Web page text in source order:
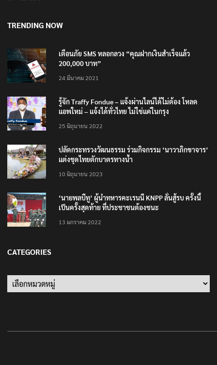
TRENDING NOW
เตือนภัย SMS หลอกลวง “คุณฝากเงินสำเร็จแล้ว
200,000 บาท”
24 มีนาคม 2021
รู้จัก Traffy Fondue – แจ้งผ่านไลน์ได้ไม่ต้อง โหลด
แอพใหม่ – แจ้งได้ทั่วไทย ไม่ใช่แค่ในกรุง
25 มิถุนายน 2022
ปลัดกระทรวงวัฒนธรรม ร่วมกิจกรรม ‘นาวาภิกขาจาร’
แต่งชุดไทยตักบาตรทางน้ำ
10 มิถุนายน 2023
‘นายพลบีทู’ ผู้นำทหารคะเรนนี KNPP ลั่นสู้รบ ครั้งนี้
เป็นครั้งสุดท้าย ที่ประชาชนต้องชนะ
13 มกราคม 2022
CATEGORIES
Categories